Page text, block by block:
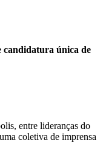
candidatura única de
entre lideranças do
coletiva de imprensa